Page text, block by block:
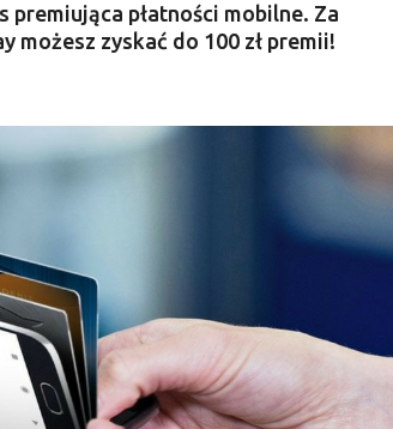
premiująca płatności mobilne. Za
możesz zyskać do 100 zł premii!